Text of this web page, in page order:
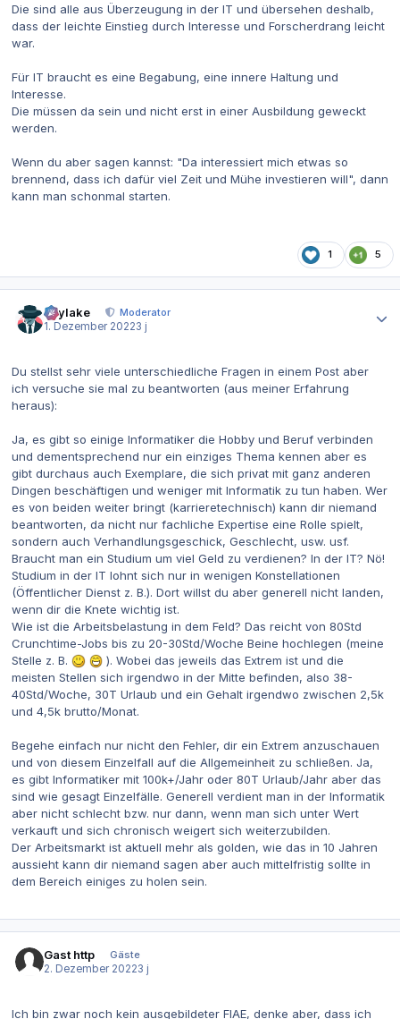
Die sind alle aus Überzeugung in der IT und übersehen deshalb,
dass der leichte Einstieg durch Interesse und Forscherdrang leicht
war.
Für IT braucht es eine Begabung, eine innere Haltung und
Interesse.
Die müssen da sein und nicht erst in einer Ausbildung geweckt
werden.
Wenn du aber sagen kannst: "Da interessiert mich etwas so
brennend, dass ich dafür viel Zeit und Mühe investieren will", dann
kann man schonmal starten.
1 5
skylake
Moderator
1. Dezember 20223 j
Du stellst sehr viele unterschiedliche Fragen in einem Post aber
ich versuche sie mal zu beantworten (aus meiner Erfahrung
heraus):
Ja, es gibt so einige Informatiker die Hobby und Beruf verbinden
und dementsprechend nur ein einziges Thema kennen aber es
gibt durchaus auch Exemplare, die sich privat mit ganz anderen
Dingen beschäftigen und weniger mit Informatik zu tun haben. Wer
es von beiden weiter bringt (karrieretechnisch) kann dir niemand
beantworten, da nicht nur fachliche Expertise eine Rolle spielt,
sondern auch Verhandlungsgeschick, Geschlecht, usw. usf.
Braucht man ein Studium um viel Geld zu verdienen? In der IT? Nö!
Studium in der IT lohnt sich nur in wenigen Konstellationen
(Öffentlicher Dienst z. B.). Dort willst du aber generell nicht landen,
wenn dir die Knete wichtig ist.
Wie ist die Arbeitsbelastung in dem Feld? Das reicht von 80Std
Crunchtime-Jobs bis zu 20-30Std/Woche Beine hochlegen (meine
Stelle z. B.
). Wobei das jeweils das Extrem ist und die
meisten Stellen sich irgendwo in der Mitte befinden, also 38-
40Std/Woche, 30T Urlaub und ein Gehalt irgendwo zwischen 2,5k
und 4,5k brutto/Monat.
Begehe einfach nur nicht den Fehler, dir ein Extrem anzuschauen
und von diesem Einzelfall auf die Allgemeinheit zu schließen. Ja,
es gibt Informatiker mit 100k+/Jahr oder 80T Urlaub/Jahr aber das
sind wie gesagt Einzelfälle. Generell verdient man in der Informatik
aber nicht schlecht bzw. nur dann, wenn man sich unter Wert
verkauft und sich chronisch weigert sich weiterzubilden.
Der Arbeitsmarkt ist aktuell mehr als golden, wie das in 10 Jahren
aussieht kann dir niemand sagen aber auch mittelfristig sollte in
dem Bereich einiges zu holen sein.
Gast http
Gäste
2. Dezember 20223 j
Ich bin zwar noch kein ausgebildeter FIAE, denke aber, dass ich